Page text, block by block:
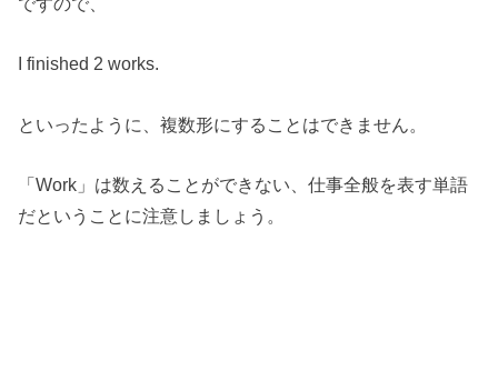
I finished 2 works.
といったように、複数形にすることはできません。
「Work」は数えることができない、仕事全般を表す単語
だということに注意しましょう。